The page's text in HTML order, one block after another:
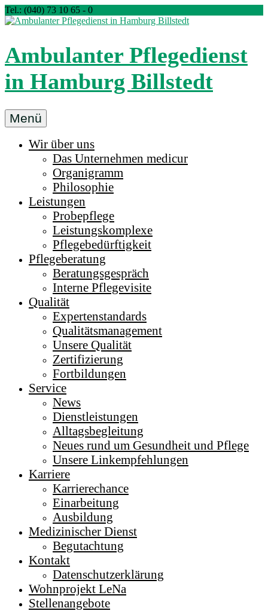
Zum
Inhalt
Tel.: (040) 73 10 65 - 0
Ambulanter Pflegedienst
in Hamburg Billstedt
Ambulanter
Pflegedienst
medicur
Billstedt
Hamburg
Menü
Wir über uns
Das Unternehmen medicur
Organigramm
Philosophie
Leistungen
Probepflege
Leistungskomplexe
Pflegebedürftigkeit
Pflegeberatung
Beratungsgespräch
Interne Pflegevisite
Qualität
Expertenstandards
Qualitätsmanagement
Unsere Qualität
Zertifizierung
Fortbildungen
Service
News
Dienstleistungen
Alltagsbegleitung
Neues rund um Gesundheit und Pflege
Unsere Linkempfehlungen
Karriere
Karrierechance
Einarbeitung
Ausbildung
Medizinischer Dienst
Begutachtung
Kontakt
Datenschutzerklärung
Wohnprojekt LeNa
Stellenangebote